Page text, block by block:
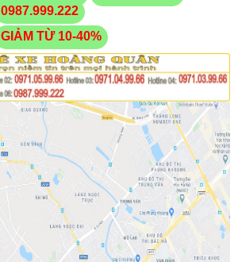
0987.999.222
GIẢM TỪ 10-40%